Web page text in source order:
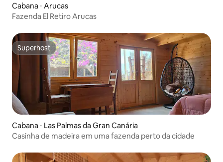
Cabana ⋅ Arucas
Fazenda El Retiro Arucas
Superhost
Superhost
Cabana ⋅ Las Palmas da Gran Canária
Casinha de madeira em uma fazenda perto da cidade